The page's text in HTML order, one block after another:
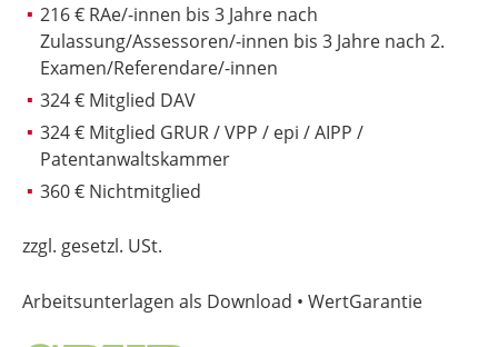
216 € RAe/-innen bis 3 Jahre nach
Zulassung/Assessoren/-innen bis 3 Jahre nach 2.
Examen/Referendare/-innen
324 € Mitglied DAV
324 € Mitglied GRUR / VPP / epi / AIPP /
Patentanwaltskammer
360 € Nichtmitglied
zzgl. gesetzl. USt.
Arbeitsunterlagen als Download • WertGarantie